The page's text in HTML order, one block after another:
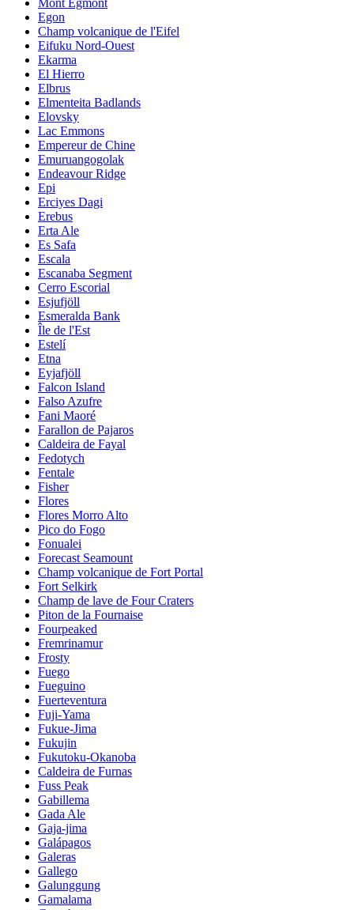
Egon
Champ volcanique de l'Eifel
Eifuku Nord-Ouest
Ekarma
El Hierro
Elbrus
Elmenteita Badlands
Elovsky
Lac Emmons
Empereur de Chine
Emuruangogolak
Endeavour Ridge
Epi
Erciyes Dagi
Erebus
Erta Ale
Es Safa
Escala
Escanaba Segment
Cerro Escorial
Esjufjöll
Esmeralda Bank
Île de l'Est
Estelí
Etna
Eyjafjöll
Falcon Island
Falso Azufre
Fani Maoré
Farallon de Pajaros
Caldeira de Fayal
Fedotych
Fentale
Fisher
Flores
Flores Morro Alto
Pico do Fogo
Fonualei
Forecast Seamount
Champ volcanique de Fort Portal
Fort Selkirk
Champ de lave de Four Craters
Piton de la Fournaise
Fourpeaked
Fremrinamur
Frosty
Fuego
Fueguino
Fuerteventura
Fuji-Yama
Fukue-Jima
Fukujin
Fukutoku-Okanoba
Caldeira de Furnas
Fuss Peak
Gabillema
Gada Ale
Gaja-jima
Galápagos
Galeras
Gallego
Galunggung
Gamalama